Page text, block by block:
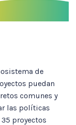
de
puedan
comunes y
las políticas
proyectos